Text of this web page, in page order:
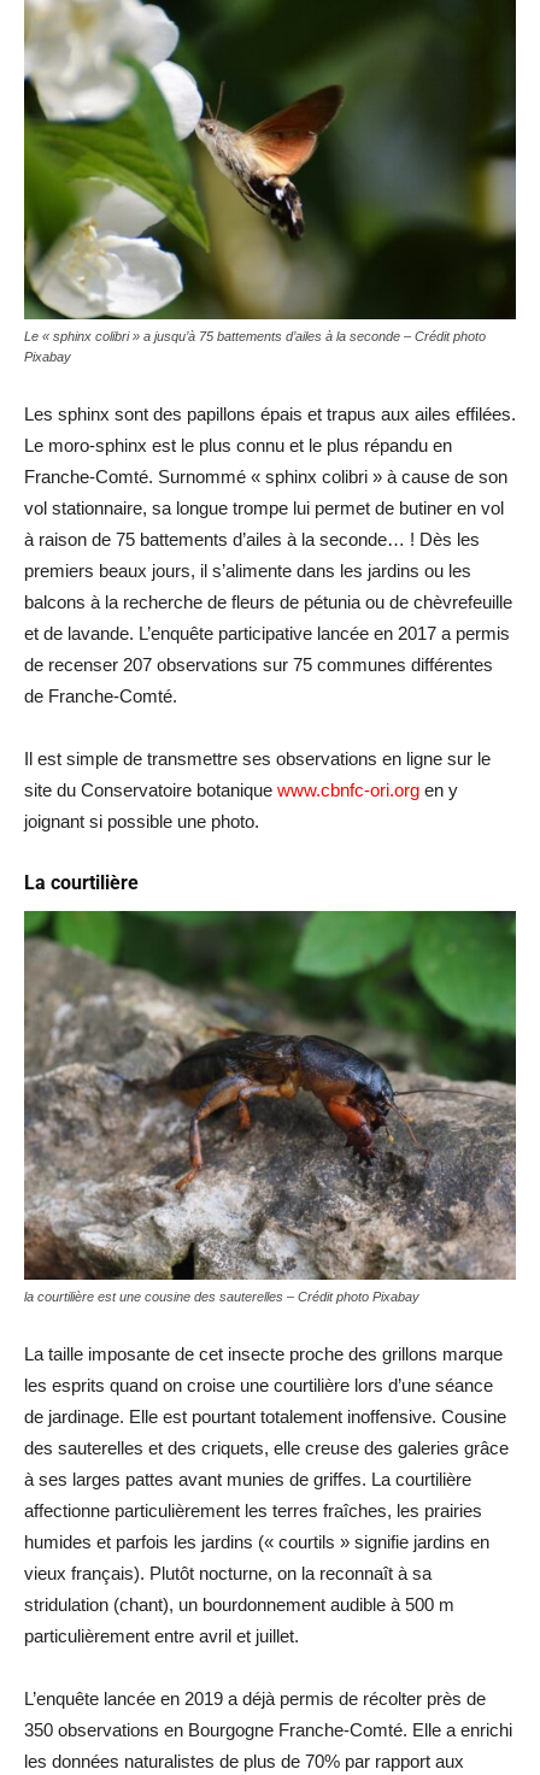
Le « sphinx colibri » a jusqu’à 75 battements d’ailes à la seconde – Crédit photo
Pixabay
Les sphinx sont des papillons épais et trapus aux ailes effilées.
Le moro-sphinx est le plus connu et le plus répandu en
Franche-Comté. Surnommé « sphinx colibri » à cause de son
vol stationnaire, sa longue trompe lui permet de butiner en vol
à raison de 75 battements d’ailes à la seconde… ! Dès les
premiers beaux jours, il s’alimente dans les jardins ou les
balcons à la recherche de fleurs de pétunia ou de chèvrefeuille
et de lavande. L’enquête participative lancée en 2017 a permis
de recenser 207 observations sur 75 communes différentes
de Franche-Comté.
Il est simple de transmettre ses observations en ligne sur le
site du Conservatoire botanique www.cbnfc-ori.org en y
joignant si possible une photo.
La courtilière
la courtilière est une cousine des sauterelles – Crédit photo Pixabay
La taille imposante de cet insecte proche des grillons marque
les esprits quand on croise une courtilière lors d’une séance
de jardinage. Elle est pourtant totalement inoffensive. Cousine
des sauterelles et des criquets, elle creuse des galeries grâce
à ses larges pattes avant munies de griffes. La courtilière
affectionne particulièrement les terres fraîches, les prairies
humides et parfois les jardins (« courtils » signifie jardins en
vieux français). Plutôt nocturne, on la reconnaît à sa
stridulation (chant), un bourdonnement audible à 500 m
particulièrement entre avril et juillet.
L’enquête lancée en 2019 a déjà permis de récolter près de
350 observations en Bourgogne Franche-Comté. Elle a enrichi
les données naturalistes de plus de 70% par rapport aux